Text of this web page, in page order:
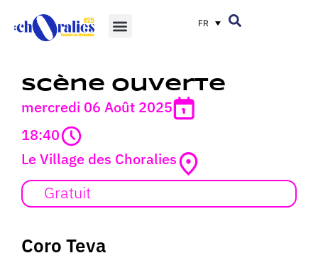
FR
Scène ouverte
mercredi 06 Août 2025
18:40
Le Village des Choralies
Gratuit
Coro Teva